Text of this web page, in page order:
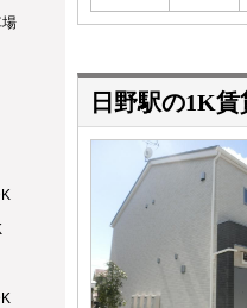
日野駅の1K賃